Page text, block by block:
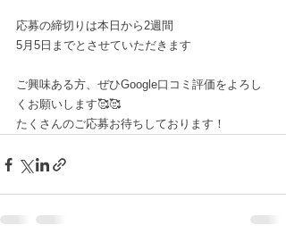
応募の締切りは本日から2週間
5月5日までとさせていただきます
ご興味ある方、ぜひGoogle口コミ評価をよろし
くお願いします🥰🥰
たくさんのご応募お待ちしております！